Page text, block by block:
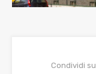
Condividi su